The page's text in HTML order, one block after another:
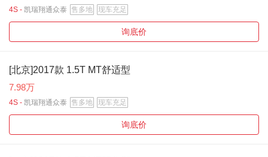
4S - 凯瑞翔通众泰 售多地 现车充足
询底价
[北京]2017款 1.5T MT舒适型
7.98万
4S - 凯瑞翔通众泰 售多地 现车充足
询底价